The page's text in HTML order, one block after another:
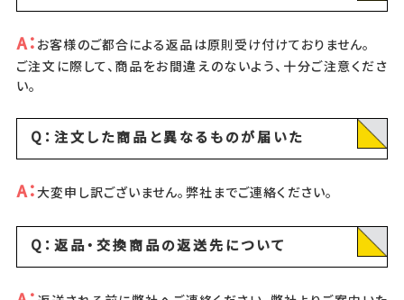
A： お客様のご都合による返品は原則受け付けておりません。
ご注文に際して、商品をお間違えのないよう、十分ご注意くださ
い。
Q：注文した商品と異なるものが届いた
A：大変申し訳ございません。弊社までご連絡ください。
Q：返品・交換商品の返送先について